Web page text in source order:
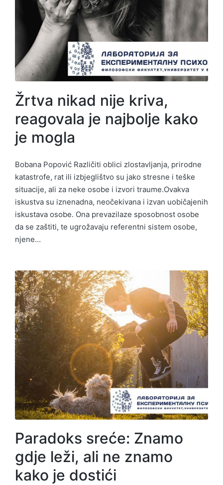
Žrtva nikad nije kriva,
reagovala je najbolje kako
je mogla
Bobana Popović Različiti oblici zlostavljanja, prirodne
katastrofe, rat ili izbjeglištvo su jako stresne i teške
situacije, ali za neke osobe i izvori traume.Ovakva
iskustva su iznenadna, neočekivana i izvan uobičajenih
iskustava osobe. Ona prevazilaze sposobnost osobe
da se zaštiti, te ugrožavaju referentni sistem osobe,
njene…
Paradoks sreće: Znamo
gdje leži, ali ne znamo
kako je dostići